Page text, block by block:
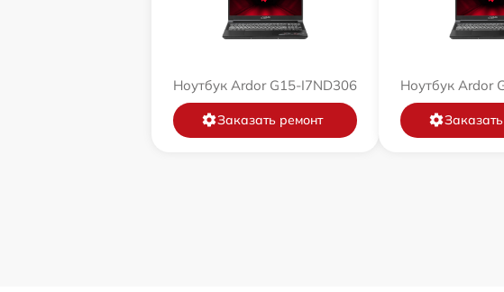
Ноутбук Ardor G15-I7ND306
Заказать ремонт
Ноутбук Ardor